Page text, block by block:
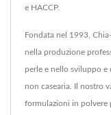
e HACCP.
Fondata nel 1993,
nella produzione
perle e nello sviluppo
non casearia. Il nostro
formulazioni in polvere